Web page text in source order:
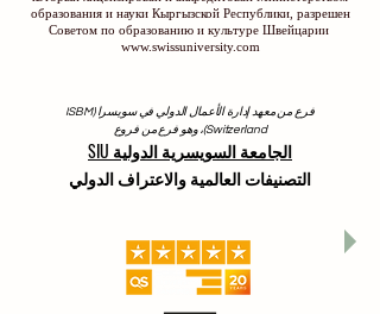
образования и науки Кыргызской Республики, разрешен
Советом по образованию и культуре Швейцарии
www.swissuniversity.com
فرع من معهد إدارة الأعمال الدولي في سويسرا (ISBM
Switzerland)، وهو فرع من فروع
الجامعة السويسرية الدولية SIU
التصنيفات العالمية والاعتراف الدولي